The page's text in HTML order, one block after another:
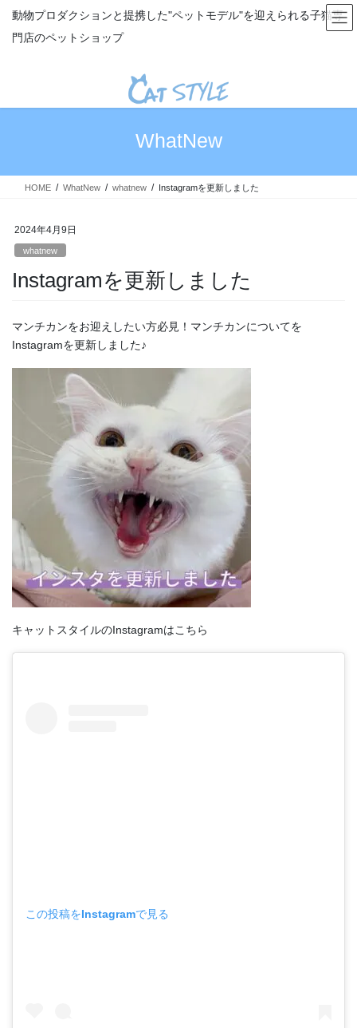
ス
ン
動物プロダクションと提携した"ペットモデル"を迎えられる子猫専
門店のペットショップ
WhatNew
HOME WhatNew whatnew Instagramを更新しました
2024年4月9日
whatnew
Instagramを更新しました
マンチカンをお迎えしたい方必見！マンチカンについてを
Instagramを更新しました♪
キャットスタイルのInstagramはこちら
この投稿をInstagramで見る